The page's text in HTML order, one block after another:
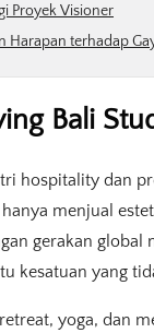
Proyek Visioner
Harapan terhadap
Bali
hospitality dan
menjual
gerakan
kesatuan yang
yoga, dan